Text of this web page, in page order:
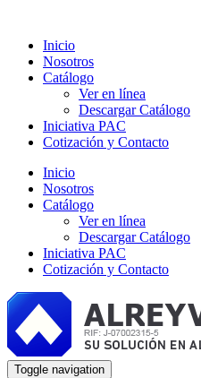
Inicio
Nosotros
Catálogo
Ver en línea
Descargar Catálogo
Iniciativa PAC
Cotización y Contacto
Inicio
Nosotros
Catálogo
Ver en línea
Descargar Catálogo
Iniciativa PAC
Cotización y Contacto
Toggle navigation